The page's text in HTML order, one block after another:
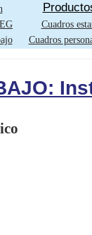
Cuadros
Cuadros